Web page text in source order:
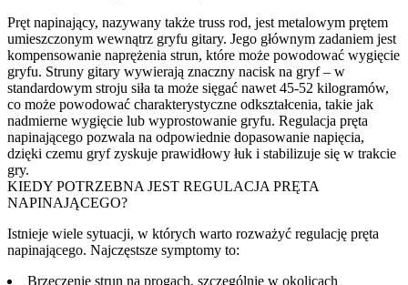
Pręt napinający, nazywany także truss rod, jest metalowym prętem
umieszczonym wewnątrz gryfu gitary. Jego głównym zadaniem jest
kompensowanie naprężenia strun, które może powodować wygięcie
gryfu. Struny gitary wywierają znaczny nacisk na gryf – w
standardowym stroju siła ta może sięgać nawet 45-52 kilogramów,
co może powodować charakterystyczne odkształcenia, takie jak
nadmierne wygięcie lub wyprostowanie gryfu. Regulacja pręta
napinającego pozwala na odpowiednie dopasowanie napięcia,
dzięki czemu gryf zyskuje prawidłowy łuk i stabilizuje się w trakcie
gry.
KIEDY POTRZEBNA JEST REGULACJA PRĘTA
NAPINAJĄCEGO?
Istnieje wiele sytuacji, w których warto rozważyć regulację pręta
napinającego. Najczęstsze symptomy to:
Brzęczenie strun na progach, szczególnie w okolicach